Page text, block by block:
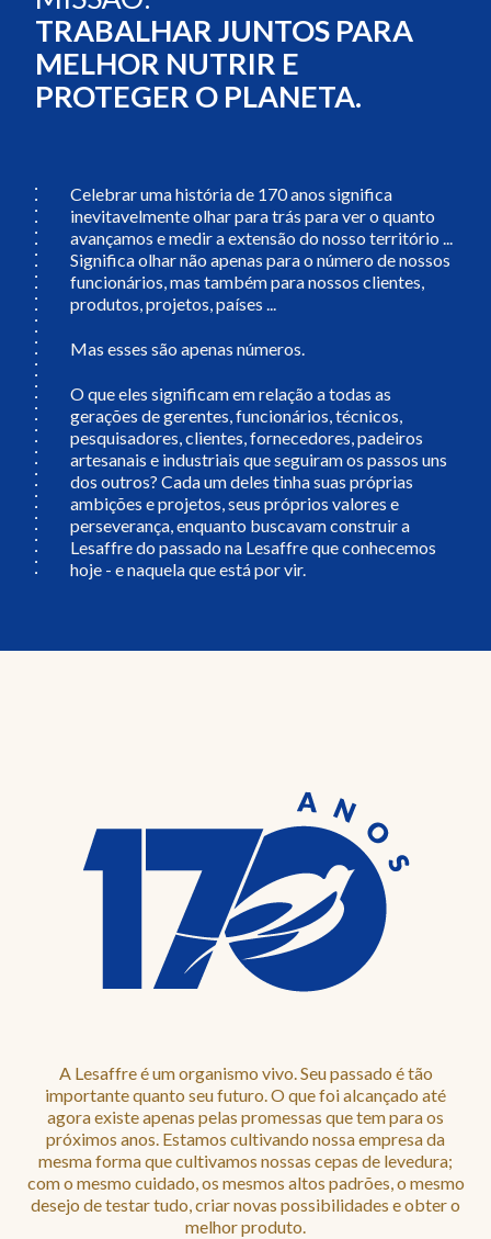
TRABALHAR JUNTOS PARA
MELHOR NUTRIR E
PROTEGER O PLANETA.
Celebrar uma história de 170 anos significa
inevitavelmente olhar para trás para ver o quanto
avançamos e medir a extensão do nosso território ...
Significa olhar não apenas para o número de nossos
funcionários, mas também para nossos clientes,
produtos, projetos, países ...
Mas esses são apenas números.
O que eles significam em relação a todas as
gerações de gerentes, funcionários, técnicos,
pesquisadores, clientes, fornecedores, padeiros
artesanais e industriais que seguiram os passos uns
dos outros? Cada um deles tinha suas próprias
ambições e projetos, seus próprios valores e
perseverança, enquanto buscavam construir a
Lesaffre do passado na Lesaffre que conhecemos
hoje - e naquela que está por vir.
A Lesaffre é um organismo vivo. Seu passado é tão
importante quanto seu futuro. O que foi alcançado até
agora existe apenas pelas promessas que tem para os
próximos anos. Estamos cultivando nossa empresa da
mesma forma que cultivamos nossas cepas de levedura;
com o mesmo cuidado, os mesmos altos padrões, o mesmo
desejo de testar tudo, criar novas possibilidades e obter o
melhor produto.